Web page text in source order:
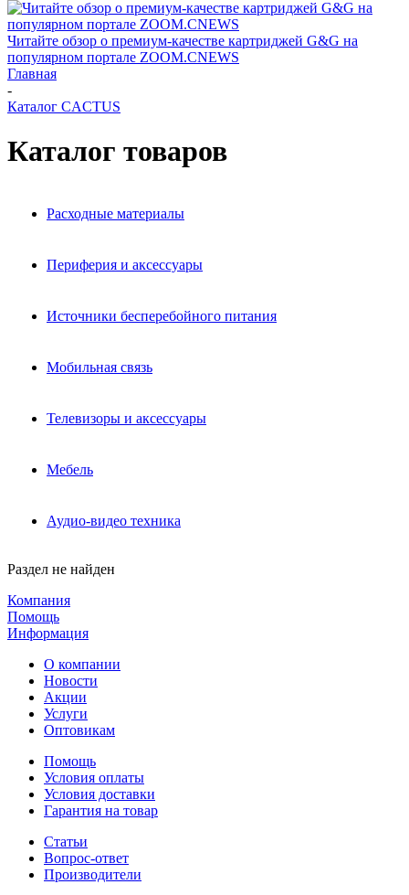
Читайте обзор о премиум-качестве картриджей G&G на
популярном портале ZOOM.CNEWS
Главная
-
Каталог CACTUS
Каталог товаров
Расходные материалы
Периферия и аксессуары
Источники бесперебойного питания
Мобильная связь
Телевизоры и аксессуары
Мебель
Аудио-видео техника
Раздел не найден
Компания
Помощь
Информация
О компании
Новости
Акции
Услуги
Оптовикам
Помощь
Условия оплаты
Условия доставки
Гарантия на товар
Статьи
Вопрос-ответ
Производители